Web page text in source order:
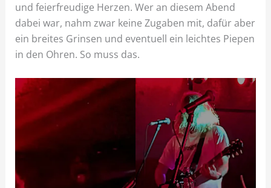
und feierfreudige Herzen. Wer an diesem Abend
dabei war, nahm zwar keine Zugaben mit, dafür aber
ein breites Grinsen und eventuell ein leichtes Piepen
in den Ohren. So muss das.